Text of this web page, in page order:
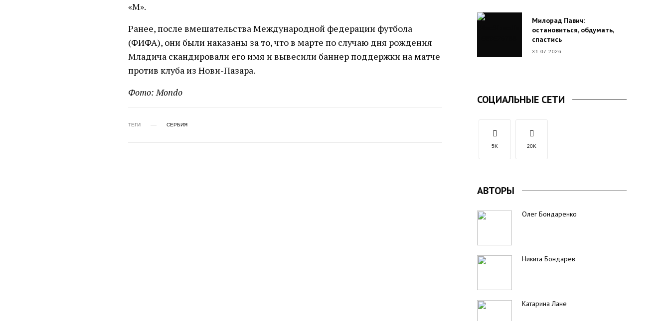
«М».
Ранее, после вмешательства Международной федерации футбола
(ФИФА), они были наказаны за то, что в марте по случаю дня рождения
Младича скандировали его имя и вывесили баннер поддержки на матче
против клуба из Нови-Пазара.
Фото: Mondo
ТЕГИ СЕРБИЯ
Милорад Павич:
остановиться, обдумать,
спастись
31.07.2026
СОЦИАЛЬНЫЕ СЕТИ
5K 20K
АВТОРЫ
Олег Бондаренко
Никита Бондарев
Катарина Лане